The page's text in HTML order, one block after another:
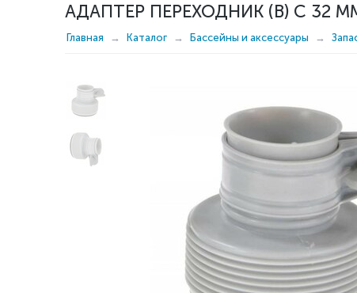
АДАПТЕР ПЕРЕХОДНИК (В) С 32
Главная Каталог Бассейны и аксессуары